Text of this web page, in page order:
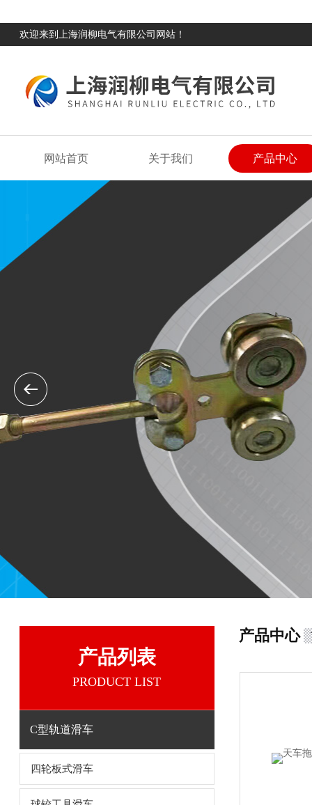
欢迎来到上海润柳电气有限公司网站！
网站首页 关于我们 产品中心
产品列表
PRODUCT LIST
C型轨道滑车
四轮板式滑车
产品中心